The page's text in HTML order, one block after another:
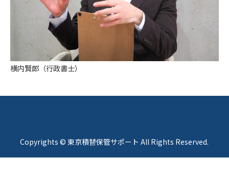
横内賢郎（行政書士）
Copyrights © 東京積替保管サポート All Rights Reserved.